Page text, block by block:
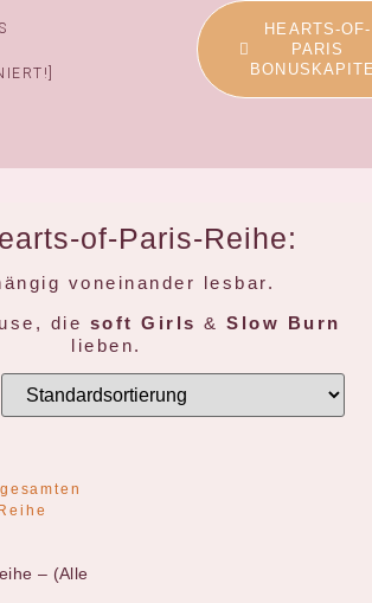
HEARTS-OF-
PARIS
of-Paris-Reihe:
voneinander lesbar.
die soft Girls &Slow Burn
lieben.
– (Alle